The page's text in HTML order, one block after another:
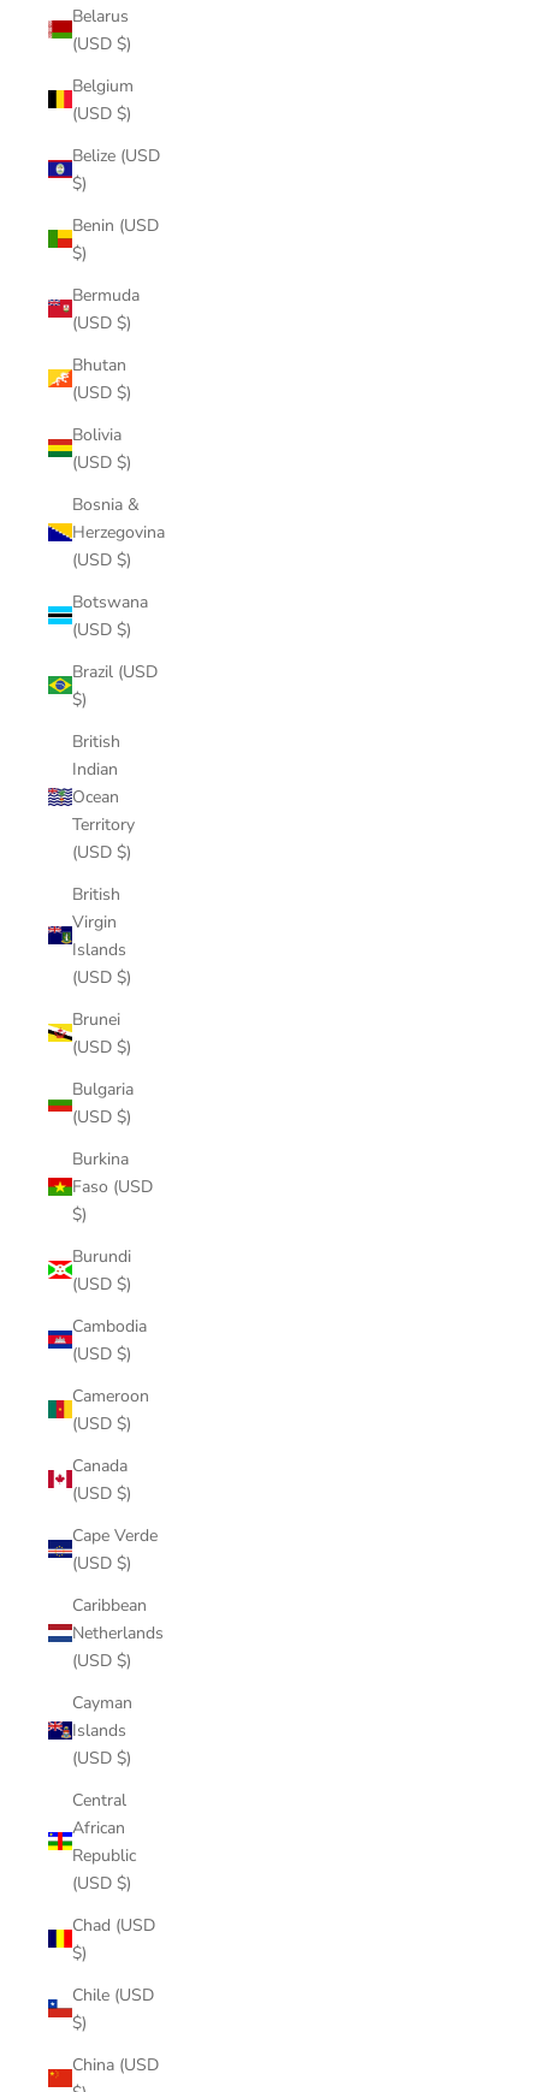
Belarus
(USD $)
Belgium
(USD $)
Belize (USD
$)
Benin (USD
$)
Bermuda
(USD $)
Bhutan
(USD $)
Bolivia
(USD $)
Bosnia &
Herzegovina
(USD $)
Botswana
(USD $)
Brazil (USD
$)
British
Indian
Ocean
Territory
(USD $)
British
Virgin
Islands
(USD $)
Brunei
(USD $)
Bulgaria
(USD $)
Burkina
Faso (USD
$)
Burundi
(USD $)
Cambodia
(USD $)
Cameroon
(USD $)
Canada
(USD $)
Cape Verde
(USD $)
Caribbean
Netherlands
(USD $)
Cayman
Islands
(USD $)
Central
African
Republic
(USD $)
Chad (USD
$)
Chile (USD
$)
China (USD